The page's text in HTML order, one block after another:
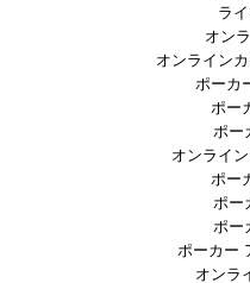
ラ
オン
オンライン
ポーカ
ポー
ポー
オンライ
ポー
ポー
ポー
ポーカー
オンラ